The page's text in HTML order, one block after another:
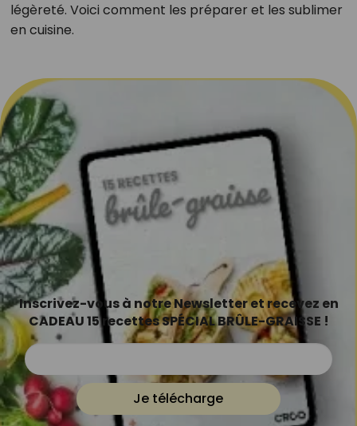
légèreté. Voici comment les préparer et les sublimer
en cuisine.
Inscrivez-vous à notre Newsletter et recevez en
CADEAU 15 recettes SPÉCIAL BRÛLE-GRAISSE !
Je télécharge